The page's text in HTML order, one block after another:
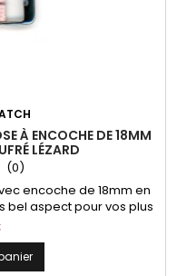
À ENCOCHE DE 18MM
LÉZARD
(0)
encoche de 18mm en
bel aspect pour vos plus
Italienne